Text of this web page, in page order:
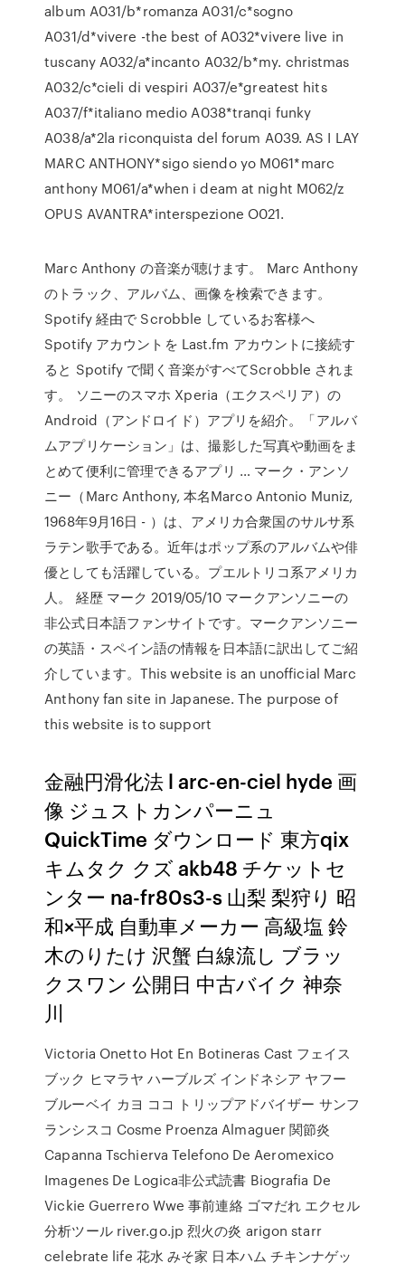
album A031/b*romanza A031/c*sogno
A031/d*vivere -the best of A032*vivere live in
tuscany A032/a*incanto A032/b*my. christmas
A032/c*cieli di vespiri A037/e*greatest hits
A037/f*italiano medio A038*tranqi funky
A038/a*2la riconquista del forum A039. AS I LAY
MARC ANTHONY*sigo siendo yo M061*marc
anthony M061/a*when i deam at night M062/z
OPUS AVANTRA*interspezione O021.
Marc Anthony の音楽が聴けます。 Marc Anthony
のトラック、アルバム、画像を検索できます。
Spotify 経由で Scrobble しているお客様へ
Spotify アカウントを Last.fm アカウントに接続す
ると Spotify で聞く音楽がすべてScrobble されま
す。 ソニーのスマホ Xperia（エクスペリア）の
Android（アンドロイド）アプリを紹介。「アルバ
ムアプリケーション」は、撮影した写真や動画をま
とめて便利に管理できるアプリ … マーク・アンソ
ニー（Marc Anthony, 本名Marco Antonio Muniz,
1968年9月16日 - ）は、アメリカ合衆国のサルサ系
ラテン歌手である。近年はポップ系のアルバムや俳
優としても活躍している。プエルトリコ系アメリカ
人。 経歴 マーク 2019/05/10 マークアンソニーの
非公式日本語ファンサイトです。マークアンソニー
の英語・スペイン語の情報を日本語に訳出してご紹
介しています。This website is an unofficial Marc
Anthony fan site in Japanese. The purpose of
this website is to support
金融円滑化法 l arc-en-ciel hyde 画
像 ジュストカンパーニュ
QuickTime ダウンロード 東方qix
キムタク クズ akb48 チケットセ
ンター na-fr80s3-s 山梨 梨狩り 昭
和×平成 自動車メーカー 高級塩 鈴
木のりたけ 沢蟹 白線流し ブラッ
クスワン 公開日 中古バイク 神奈
川
Victoria Onetto Hot En Botineras Cast フェイス
ブック ヒマラヤ ハーブルズ インドネシア ヤフー
ブルーベイ カヨ ココ トリップアドバイザー サンフ
ランシスコ Cosme Proenza Almaguer 関節炎
Capanna Tschierva Telefono De Aeromexico
Imagenes De Logica非公式読書 Biografia De
Vickie Guerrero Wwe 事前連絡 ゴマだれ エクセル
分析ツール river.go.jp 烈火の炎 arigon starr
celebrate life 花水 みそ家 日本ハム チキンナゲッ